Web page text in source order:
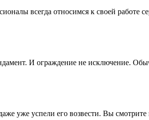
всегда относимся к своей
И ограждение не исключение.
уже успели его возвести. Вы